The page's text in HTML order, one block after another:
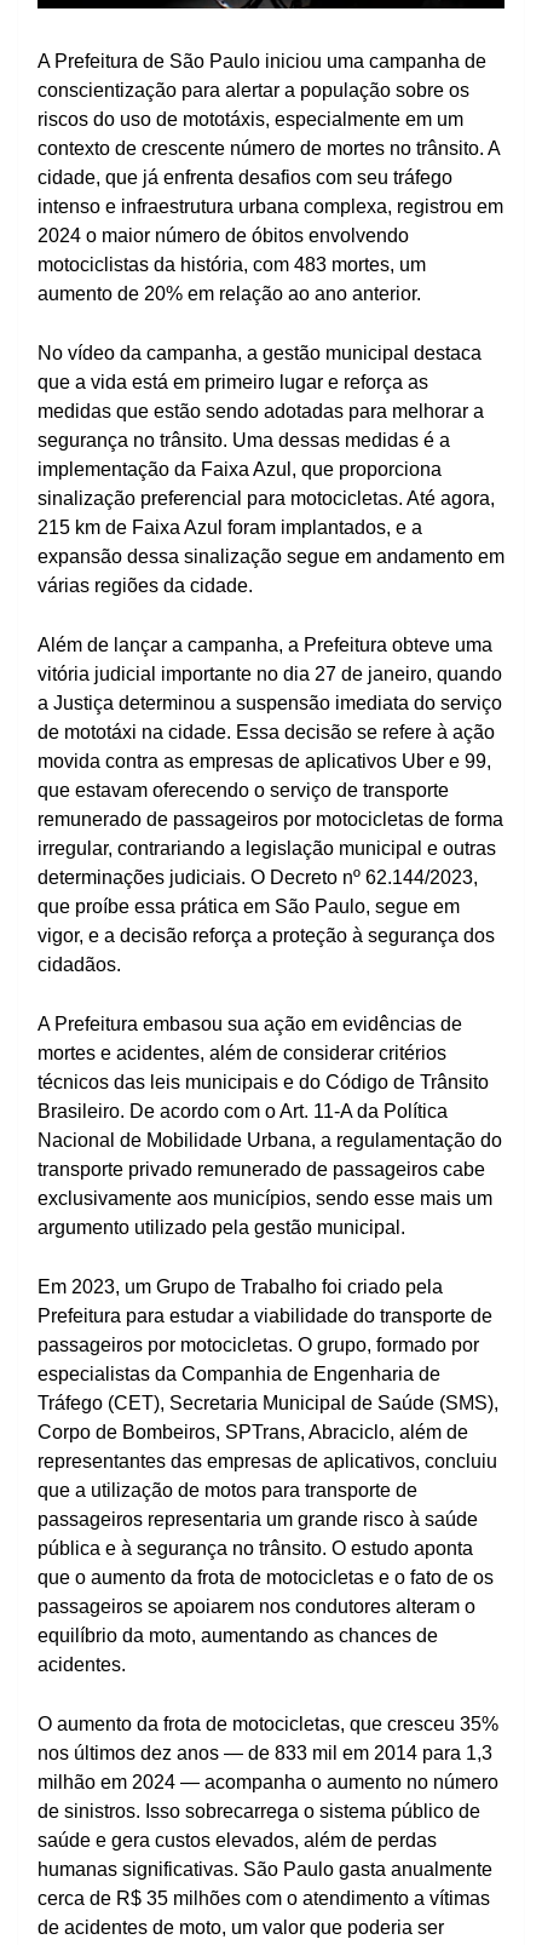
A Prefeitura de São Paulo iniciou uma campanha de
conscientização para alertar a população sobre os
riscos do uso de mototáxis, especialmente em um
contexto de crescente número de mortes no trânsito. A
cidade, que já enfrenta desafios com seu tráfego
intenso e infraestrutura urbana complexa, registrou em
2024 o maior número de óbitos envolvendo
motociclistas da história, com 483 mortes, um
aumento de 20% em relação ao ano anterior.
No vídeo da campanha, a gestão municipal destaca
que a vida está em primeiro lugar e reforça as
medidas que estão sendo adotadas para melhorar a
segurança no trânsito. Uma dessas medidas é a
implementação da Faixa Azul, que proporciona
sinalização preferencial para motocicletas. Até agora,
215 km de Faixa Azul foram implantados, e a
expansão dessa sinalização segue em andamento em
várias regiões da cidade.
Além de lançar a campanha, a Prefeitura obteve uma
vitória judicial importante no dia 27 de janeiro, quando
a Justiça determinou a suspensão imediata do serviço
de mototáxi na cidade. Essa decisão se refere à ação
movida contra as empresas de aplicativos Uber e 99,
que estavam oferecendo o serviço de transporte
remunerado de passageiros por motocicletas de forma
irregular, contrariando a legislação municipal e outras
determinações judiciais. O Decreto nº 62.144/2023,
que proíbe essa prática em São Paulo, segue em
vigor, e a decisão reforça a proteção à segurança dos
cidadãos.
A Prefeitura embasou sua ação em evidências de
mortes e acidentes, além de considerar critérios
técnicos das leis municipais e do Código de Trânsito
Brasileiro. De acordo com o Art. 11-A da Política
Nacional de Mobilidade Urbana, a regulamentação do
transporte privado remunerado de passageiros cabe
exclusivamente aos municípios, sendo esse mais um
argumento utilizado pela gestão municipal.
Em 2023, um Grupo de Trabalho foi criado pela
Prefeitura para estudar a viabilidade do transporte de
passageiros por motocicletas. O grupo, formado por
especialistas da Companhia de Engenharia de
Tráfego (CET), Secretaria Municipal de Saúde (SMS),
Corpo de Bombeiros, SPTrans, Abraciclo, além de
representantes das empresas de aplicativos, concluiu
que a utilização de motos para transporte de
passageiros representaria um grande risco à saúde
pública e à segurança no trânsito. O estudo aponta
que o aumento da frota de motocicletas e o fato de os
passageiros se apoiarem nos condutores alteram o
equilíbrio da moto, aumentando as chances de
acidentes.
O aumento da frota de motocicletas, que cresceu 35%
nos últimos dez anos — de 833 mil em 2014 para 1,3
milhão em 2024 — acompanha o aumento no número
de sinistros. Isso sobrecarrega o sistema público de
saúde e gera custos elevados, além de perdas
humanas significativas. São Paulo gasta anualmente
cerca de R$ 35 milhões com o atendimento a vítimas
de acidentes de moto, um valor que poderia ser